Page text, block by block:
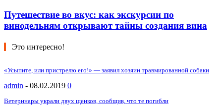
Путешествие во вкус: как экскурсии по
винодельням открывают тайны создания вина
Это интересно!
«Усыпите, или пристрелю его!» — заявил хозяин травмированной собаки
admin - 08.02.2019 0
Ветеринары украли двух щенков, сообщив, что те погибли